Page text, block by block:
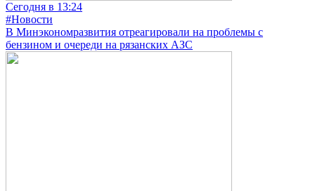
Сегодня в 13:24
#Новости
В Минэкономразвития отреагировали на проблемы с
бензином и очереди на рязанских АЗС